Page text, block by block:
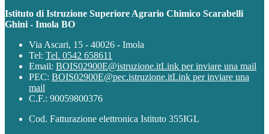
Istituto di Istruzione Superiore Agrario Chimico Scarabelli
Ghini - Imola BO
Via Ascari, 15 - 40026 - Imola
Tel: Tel. 0542 658611
Email: BOIS02900E@istruzione.itLink per inviare una mail
PEC: BOIS02900E@pec.istruzione.itLink per inviare una
mail
C.F.: 90059800376
Cod. Fatturazione elettronica Istituto 355IGL